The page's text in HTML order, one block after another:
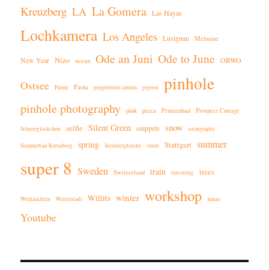
Kreuzberg LA La Gomera Las Hayas
Lochkamera Los Angeles Lusignan Melusine
New Year Nizo ocean Ode an Juni Ode to June ORWO
Ostsee Palme Paola peppermint camera pigeon pinhole
pinhole photography pink pizza Prinzenbad Prospect Cottage
Schneeglöckchen selfie Silent Green snippets snow solargraphy
Sommerbad Kreuzberg spring Steinbergkirche street Stuttgart summer
super 8 Sweden Switzerland train travelling trees
Weihnachten Weiterstadt Willits winter workshop xmas
Youtube